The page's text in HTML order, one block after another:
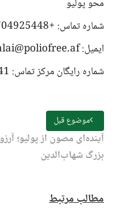
محو پولیو
شماره تماس: +93704925448
ایمیل:
شماره رایگان مرکز تماس: 141
موضوع قبل
آینده‌ای مصون از پولیو؛
بزرگ شهاب‌الدین
مطالب مرتبط